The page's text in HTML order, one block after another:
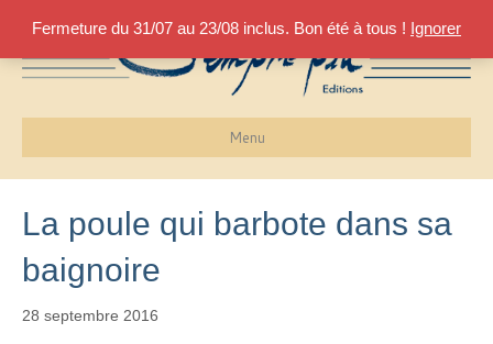
Fermeture du 31/07 au 23/08 inclus. Bon été à tous ! Ignorer
Menu
La poule qui barbote dans sa
baignoire
28 septembre 2016